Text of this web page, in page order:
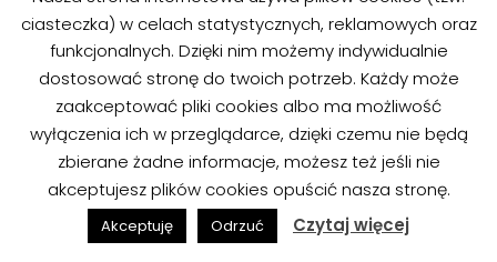
ciasteczka) w celach statystycznych, reklamowych oraz
funkcjonalnych. Dzięki nim możemy indywidualnie
dostosować stronę do twoich potrzeb. Każdy może
zaakceptować pliki cookies albo ma możliwość
wyłączenia ich w przeglądarce, dzięki czemu nie będą
zbierane żadne informacje, możesz też jeśli nie
akceptujesz plików cookies opuścić nasza stronę.
Akceptuję Odrzuć Czytaj więcej